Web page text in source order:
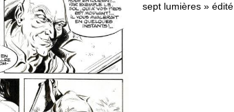
sept lumières »